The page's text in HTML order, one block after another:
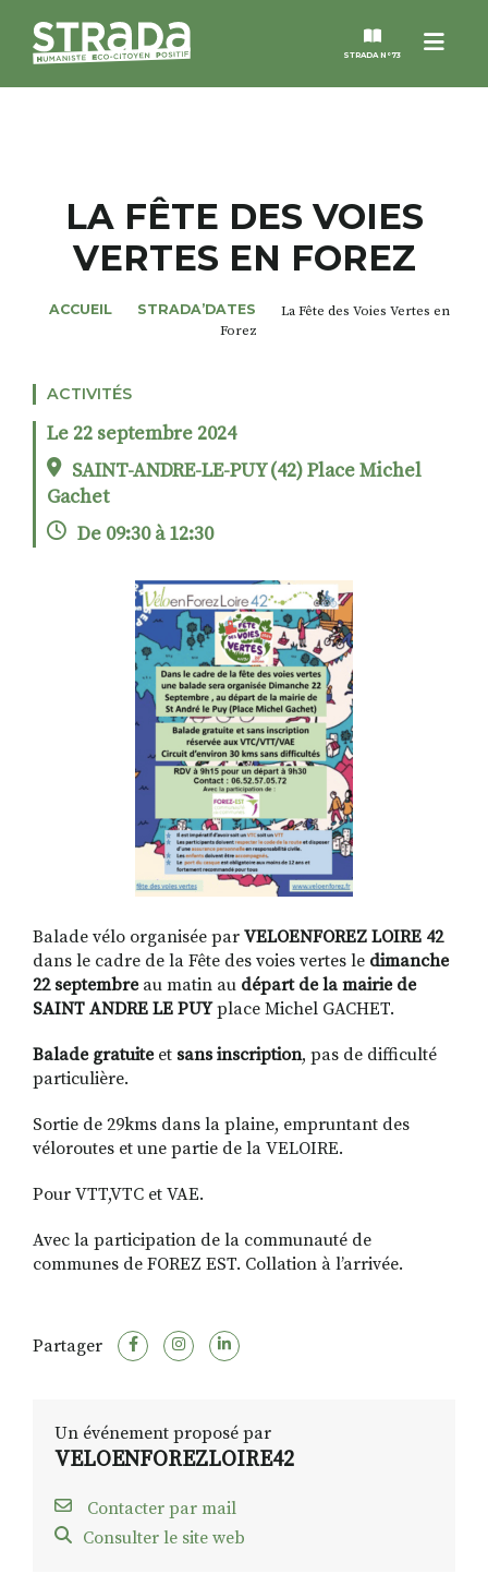
Menu
STRADA N°73
MAGAZINES
NOS THÈMES
ALTER STRADA
ROSÉE DE MAI
S'INSCRIRE À LA NEWSLETTER
FACEBOOKINSTAGRAM
LINKEDINYOUTUBE
LA FÊTE DES VOIES
VERTES EN FOREZ
ACCUEIL STRADA’DATES
La Fête des Voies Vertes en
Forez
ACTIVITÉS
Le 22 septembre 2024
SAINT-ANDRE-LE-PUY (42) Place Michel
Gachet
De 09:30 à 12:30
Balade vélo organisée par VELOENFOREZ LOIRE 42
dans le cadre de la Fête des voies vertes le dimanche
22 septembreau matin au départ de la mairie de
SAINT ANDRE LE PUYplace Michel GACHET.
Balade gratuiteet sans inscription, pas de difficulté
particulière.
Sortie de 29kms dans la plaine, empruntant des
véloroutes et une partie de la VELOIRE.
Pour VTT,VTC et VAE.
Avec la participation de la communauté de
communes de FOREZ EST. Collation à l’arrivée.
Partager
Un événement proposé par
VELOENFOREZLOIRE42
Contacter par mail
Consulter le site web